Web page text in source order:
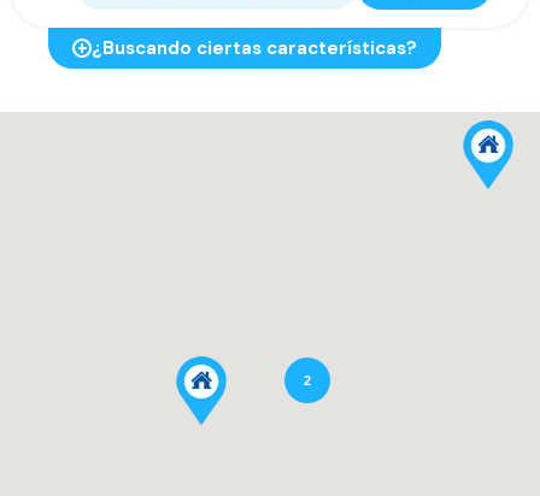
¿Buscando ciertas características?
2